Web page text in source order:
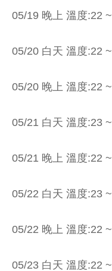
05/19 晚上 溫度:22
05/20 白天 溫度:22
05/20 晚上 溫度:22
05/21 白天 溫度:23
05/21 晚上 溫度:22
05/22 白天 溫度:23
05/22 晚上 溫度:22
05/23 白天 溫度:22